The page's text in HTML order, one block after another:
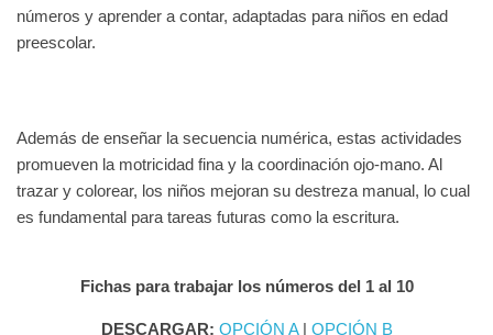
números y aprender a contar, adaptadas para niños en edad
preescolar.
Además de enseñar la secuencia numérica, estas actividades
promueven la motricidad fina y la coordinación ojo-mano. Al
trazar y colorear, los niños mejoran su destreza manual, lo cual
es fundamental para tareas futuras como la escritura.
Fichas para trabajar los números del 1 al 10
DESCARGAR: OPCIÓN A| OPCIÓN B